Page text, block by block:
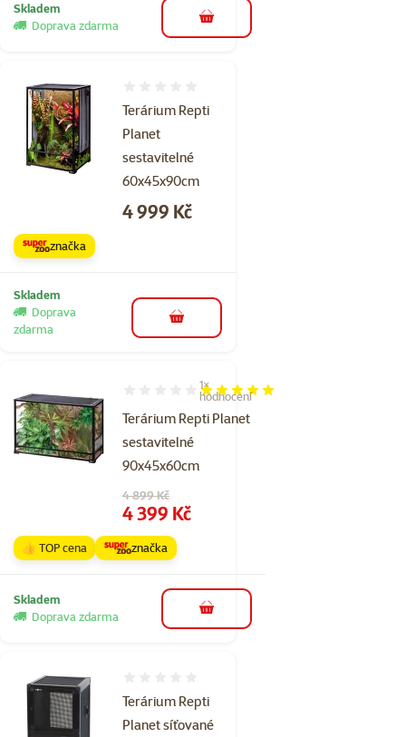
Skladem
Doprava zdarma
do košíku
Terárium Repti
Planet
sestavitelné
60x45x90cm
Cena
4 999 Kč
značka
Skladem
Doprava
zdarma
do košíku
Terárium Repti Planet
sestavitelné
90x45x60cm
Hodnocení 100%, počet hodnocení: 1
1×
hodnocení
Původní cena
4 899 Kč
Cena
4 399 Kč
👍 TOP cena značka
Skladem
Doprava zdarma
do košíku
Terárium Repti
Planet síťované